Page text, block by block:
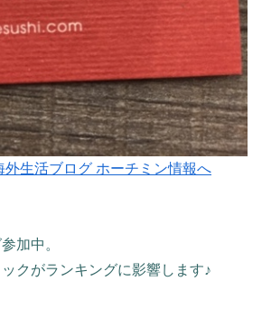
加中。
クがランキングに影響します♪